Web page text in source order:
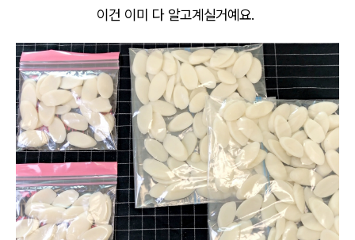
이건 이미 다 알고계실거예요.